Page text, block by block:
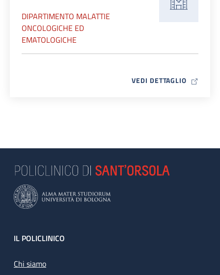
DIPARTIMENTO MALATTIE
ONCOLOGICHE ED
EMATOLOGICHE
VEDI DETTAGLIO MAP ICON
Footer
IL POLICLINICO
Chi siamo